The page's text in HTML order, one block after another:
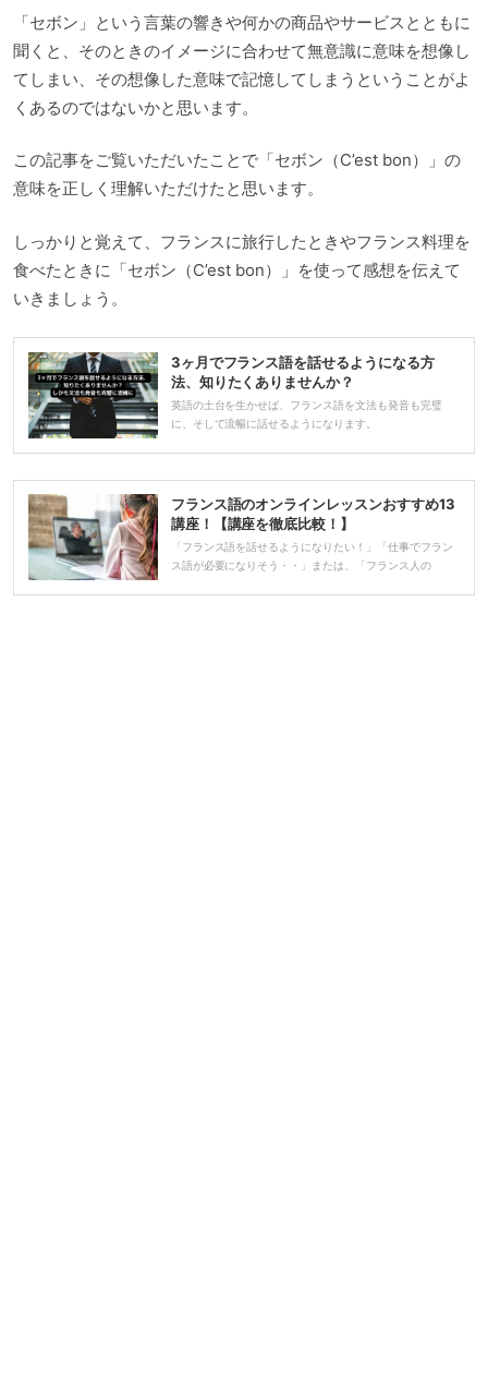
「セボン」という言葉の響きや何かの商品やサービスとともに
聞くと、そのときのイメージに合わせて無意識に意味を想像し
てしまい、その想像した意味で記憶してしまうということがよ
くあるのではないかと思います。
この記事をご覧いただいたことで「セボン（C’est bon）」の
意味を正しく理解いただけたと思います。
しっかりと覚えて、フランスに旅行したときやフランス料理を
食べたときに「セボン（C’est bon）」を使って感想を伝えて
いきましょう。
3ヶ月でフランス語を話せるようになる方
法、知りたくありませんか？
英語の土台を生かせば、フランス語を文法も発音も完璧
に、そして流暢に話せるようになります。
フランス語のオンラインレッスンおすすめ13
講座！【講座を徹底比較！】
「フランス語を話せるようになりたい！」「仕事でフラン
ス語が必要になりそう・・」または、「フランス人の